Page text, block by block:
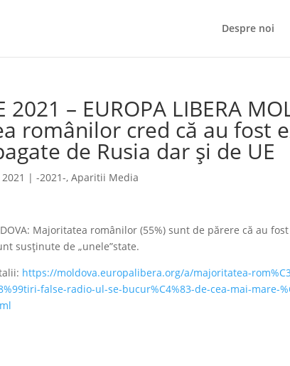
Despre noi
2021 – EUROPA LIBERA
românilor cred că au fost
de Rusia dar și de UE
|-2021-,Aparitii Media
Majoritatea românilor (55%) sunt de părere că au
susținute de „unele”state.
https://moldova.europalibera.org/a/majoritatea-
false-radio-ul-se-bucur%C4%83-de-cea-mai-mare-